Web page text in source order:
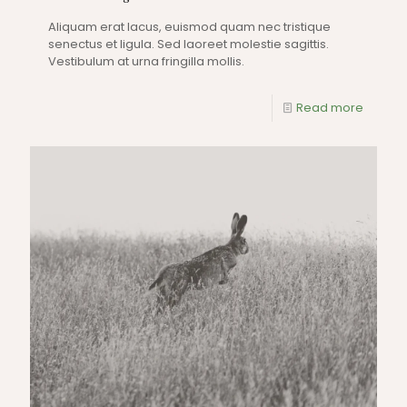
Aliquam erat lacus, euismod quam nec tristique
senectus et ligula. Sed laoreet molestie sagittis.
Vestibulum at urna fringilla mollis.
Read more